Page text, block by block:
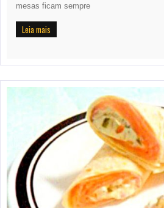
mesas ficam sempre
Leia mais